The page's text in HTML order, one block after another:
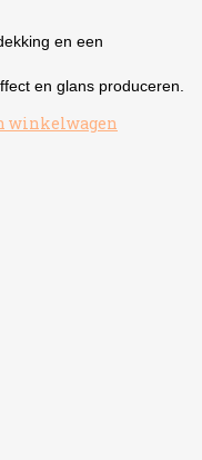
en een
en glans produceren.
winkelwagen